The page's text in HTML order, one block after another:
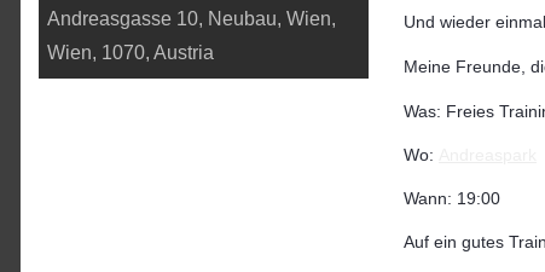
Andreasgasse 10, Neubau, Wien,
Wien, 1070, Austria
Und wieder
Meine Freunde,
Was: Freies
Wo:
Wann: 19:00
Auf ein gutes